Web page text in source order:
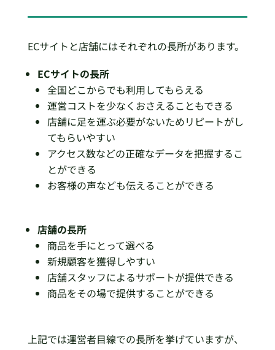
ECサイトと店舗にはそれぞれの長所があります。
ECサイトの長所
全国どこからでも利用してもらえる
運営コストを少なくおさえることもできる
店舗に足を運ぶ必要がないためリピートがし
てもらいやすい
アクセス数などの正確なデータを把握するこ
とができる
お客様の声なども伝えることができる
店舗の長所
商品を手にとって選べる
新規顧客を獲得しやすい
店舗スタッフによるサポートが提供できる
商品をその場で提供することができる
上記では運営者目線での長所を挙げていますが、